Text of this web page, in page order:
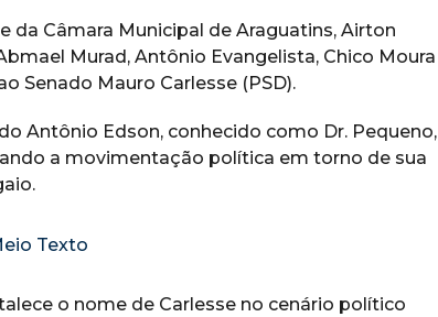
da Câmara Municipal de Araguatins, Airton
Murad, Antônio Evangelista, Chico Moura
Senado Mauro Carlesse (PSD).
Antônio Edson, conhecido como Dr. Pequeno,
a movimentação política em torno de sua
o nome de Carlesse no cenário político